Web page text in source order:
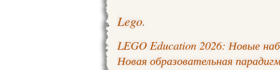
Lego.
LEGO Education 2026: Новые
Новая образовательная